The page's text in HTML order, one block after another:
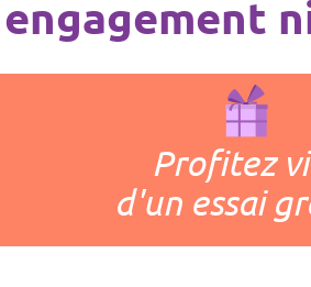
Profitez
d'un essai